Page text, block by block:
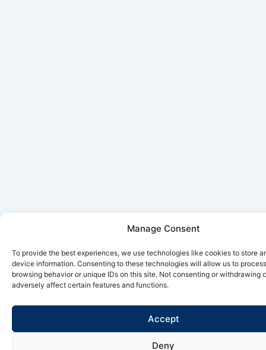
Manage Consent
To provide the best experiences, we use technologies like cookies to store
device information. Consenting to these technologies will allow us to
browsing behavior or unique IDs on this site. Not consenting or withdrawing
adversely affect certain features and functions.
Accept
Deny